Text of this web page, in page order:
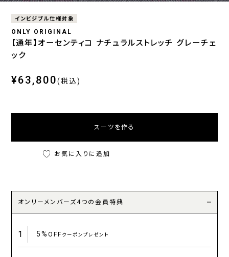
インビジブル仕様対象
ONLY ORIGINAL
【通年】オーセンティコ ナチュラルストレッチ グレーチェ
ック
¥63,800(税込)
スーツを作る
お気に入りに追加
オンリーメンバーズ4つの会員特典
1 5%OFFクーポンプレゼント